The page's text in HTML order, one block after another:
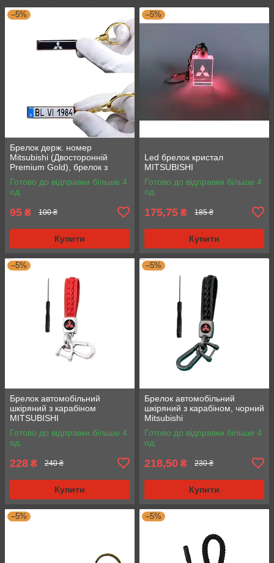
–5%
Брелок держ. номер
Mitsubishi (Двосторонній
Premium Gold), брелок з
логотипом Мітсубіші
Готово до відправки більше 4
од.
95 ₴ 100 ₴
Купити
–5%
Led брелок кристал
MITSUBISHI
Готово до відправки більше 4
од.
175,75 ₴ 185 ₴
Купити
–5%
Брелок автомобільний
шкіряний з карабіном
MITSUBISHI
Готово до відправки більше 4
од.
228 ₴ 240 ₴
Купити
–5%
Брелок автомобільний
шкіряний з карабіном, чорний
Mitsubishi
Готово до відправки більше 4
од.
218,50 ₴ 230 ₴
Купити
–5% –5%